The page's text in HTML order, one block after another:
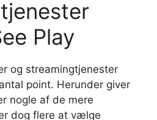
Play
og streamingtjenester
point. Herunder giver
nogle af de mere
dog flere at vælge